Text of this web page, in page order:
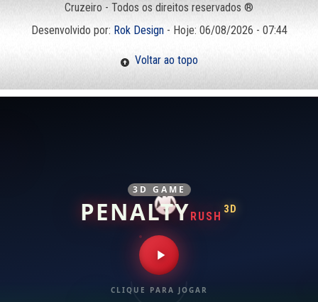
Cruzeiro - Todos os direitos reservados ®
Desenvolvido por: Rok Design- Hoje: 06/08/2026 - 07:44
Voltar ao topo
3D GAME
PENALTYRUSH
3D
CLIQUE PARA JOGAR